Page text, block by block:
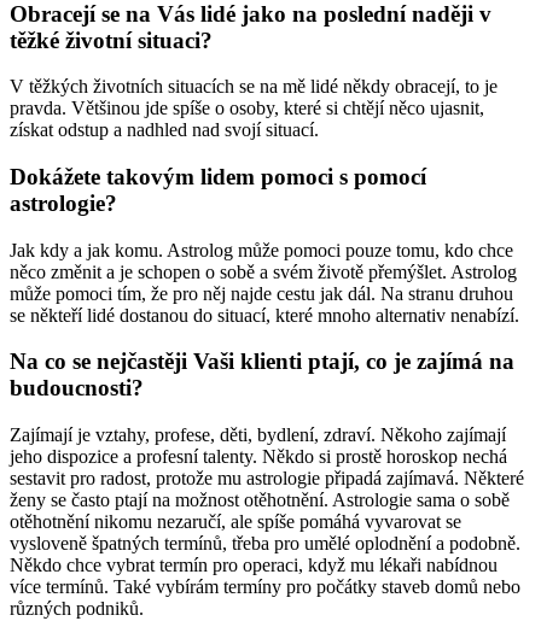
Obracejí se na Vás lidé jako na poslední naději v
těžké životní situaci?
V těžkých životních situacích se na mě lidé někdy obracejí, to je
pravda. Většinou jde spíše o osoby, které si chtějí něco ujasnit,
získat odstup a nadhled nad svojí situací.
Dokážete takovým lidem pomoci s pomocí
astrologie?
Jak kdy a jak komu. Astrolog může pomoci pouze tomu, kdo chce
něco změnit a je schopen o sobě a svém životě přemýšlet. Astrolog
může pomoci tím, že pro něj najde cestu jak dál. Na stranu druhou
se někteří lidé dostanou do situací, které mnoho alternativ nenabízí.
Na co se nejčastěji Vaši klienti ptají, co je zajímá na
budoucnosti?
Zajímají je vztahy, profese, děti, bydlení, zdraví. Někoho zajímají
jeho dispozice a profesní talenty. Někdo si prostě horoskop nechá
sestavit pro radost, protože mu astrologie připadá zajímavá. Některé
ženy se často ptají na možnost otěhotnění. Astrologie sama o sobě
otěhotnění nikomu nezaručí, ale spíše pomáhá vyvarovat se
vysloveně špatných termínů, třeba pro umělé oplodnění a podobně.
Někdo chce vybrat termín pro operaci, když mu lékaři nabídnou
více termínů. Také vybírám termíny pro počátky staveb domů nebo
různých podniků.